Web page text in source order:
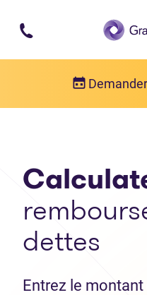
Passer au
dettes
Entrez le